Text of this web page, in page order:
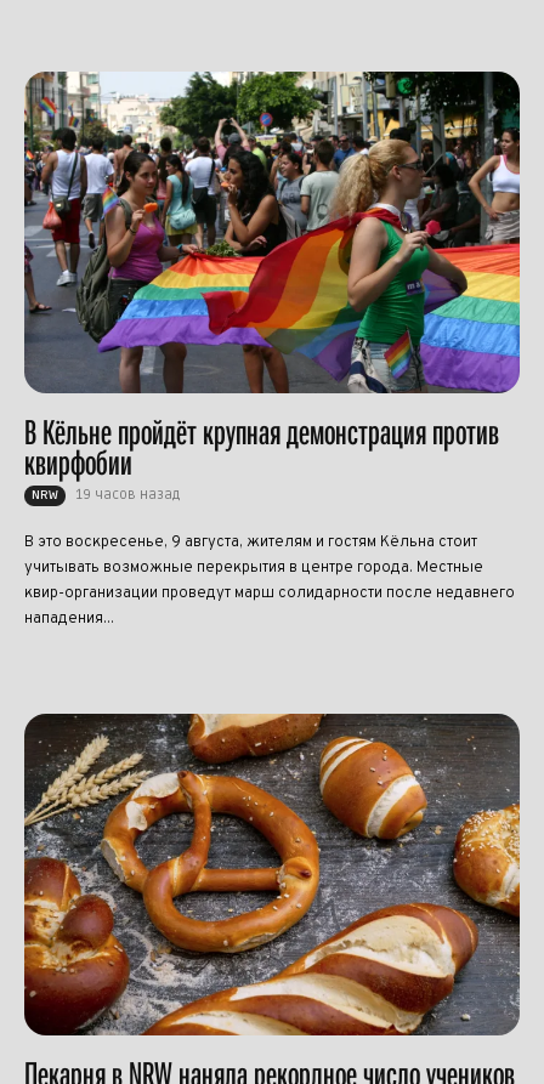
В Кёльне пройдёт крупная демонстрация против
квирфобии
NRW 19 часов назад
В это воскресенье, 9 августа, жителям и гостям Кёльна стоит
учитывать возможные перекрытия в центре города. Местные
квир-организации проведут марш солидарности после недавнего
нападения...
Пекарня в NRW наняла рекордное число учеников